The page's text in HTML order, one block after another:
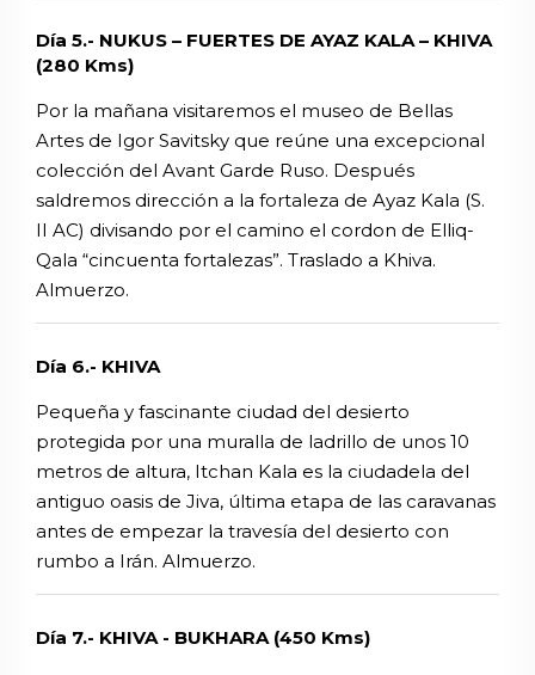
Día 5.- NUKUS – FUERTES DE AYAZ KALA – KHIVA
(280 Kms)
Por la mañana visitaremos el museo de Bellas
Artes de Igor Savitsky que reúne una excepcional
colección del Avant Garde Ruso. Después
saldremos dirección a la fortaleza de Ayaz Kala (S.
II AC) divisando por el camino el cordon de Elliq-
Qala “cincuenta fortalezas”. Traslado a Khiva.
Almuerzo.
Día 6.- KHIVA
Pequeña y fascinante ciudad del desierto
protegida por una muralla de ladrillo de unos 10
metros de altura, Itchan Kala es la ciudadela del
antiguo oasis de Jiva, última etapa de las caravanas
antes de empezar la travesía del desierto con
rumbo a Irán. Almuerzo.
Día 7.- KHIVA - BUKHARA (450 Kms)